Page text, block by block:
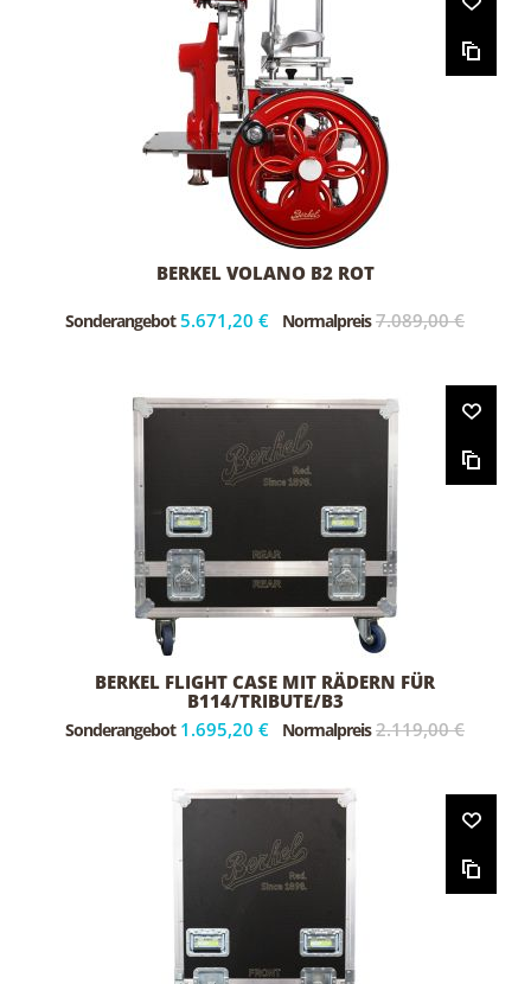
BERKEL VOLANO B2 ROT
Sonderangebot 5.671,20 € Normalpreis 7.089,00 €
BERKEL FLIGHT CASE MIT RÄDERN FÜR
B114/TRIBUTE/B3
Sonderangebot 1.695,20 € Normalpreis 2.119,00 €